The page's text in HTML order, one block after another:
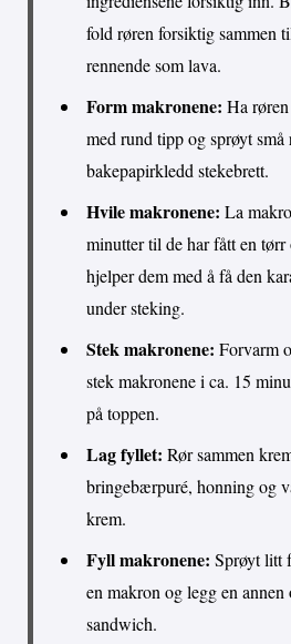
fold røren forsiktig sammen
rennende som lava.
Form makronene: Ha
med rund tipp og sprøyt små
bakepapirkledd stekebrett.
Hvile makronene: La
minutter til de har fått en tørr
hjelper dem med å få den
under steking.
Stek makronene: Forvarm
stek makronene i ca. 15
på toppen.
Lag fyllet: Rør sammen
bringebærpuré, honning og
krem.
Fyll makronene: Sprøyt litt
en makron og legg en annen
sandwich.